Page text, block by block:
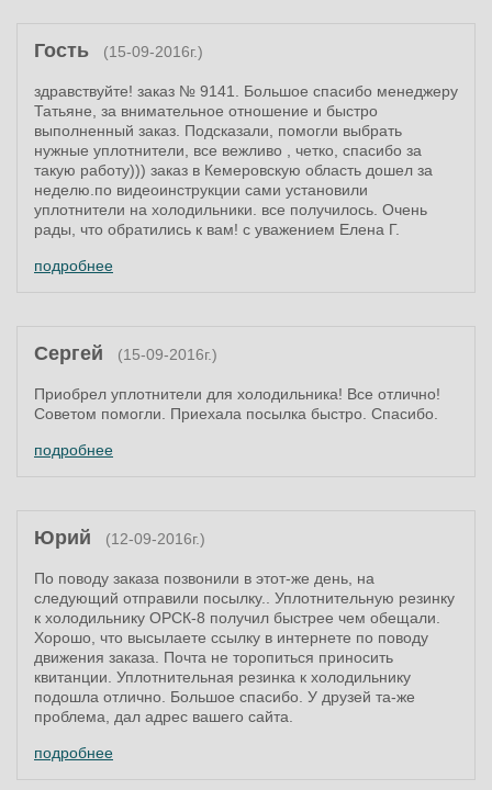
Гость (15-09-2016г.)
здравствуйте! заказ № 9141. Большое спасибо менеджеру
Татьяне, за внимательное отношение и быстро
выполненный заказ. Подсказали, помогли выбрать
нужные уплотнители, все вежливо , четко, спасибо за
такую работу))) заказ в Кемеровскую область дошел за
неделю.по видеоинструкции сами установили
уплотнители на холодильники. все получилось. Очень
рады, что обратились к вам! с уважением Елена Г.
подробнее
Сергей (15-09-2016г.)
Приобрел уплотнители для холодильника! Все отлично!
Советом помогли. Приехала посылка быстро. Спасибо.
подробнее
Юрий (12-09-2016г.)
По поводу заказа позвонили в этот-же день, на
следующий отправили посылку.. Уплотнительную резинку
к холодильнику ОРСК-8 получил быстрее чем обещали.
Хорошо, что высылаете ссылку в интернете по поводу
движения заказа. Почта не торопиться приносить
квитанции. Уплотнительная резинка к холодильнику
подошла отлично. Большое спасибо. У друзей та-же
проблема, дал адрес вашего сайта.
подробнее